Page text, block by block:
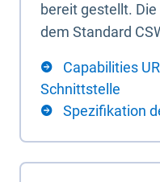
bereit gestellt.
dem Standard
Capabilities
Schnittstelle
Spezifikation